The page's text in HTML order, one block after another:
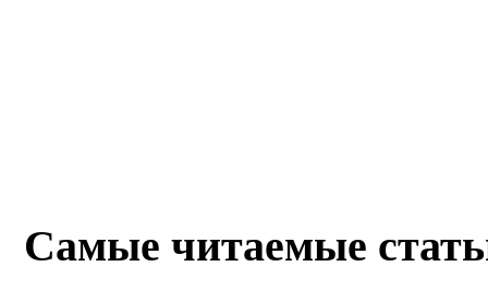
Самые читаемые